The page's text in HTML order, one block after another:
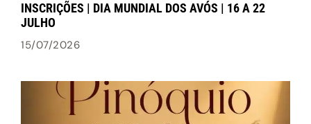
INSCRIÇÕES | DIA MUNDIAL DOS AVÓS | 16 A 22
JULHO
15/07/2026